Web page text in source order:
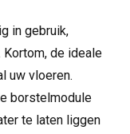
in gebruik,
Kortom, de ideale
uw vloeren.
borstelmodule
te laten liggen